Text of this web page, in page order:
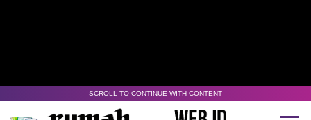
SCROLL TO CONTINUE WITH CONTENT